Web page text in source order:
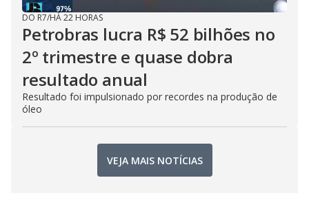
DO R7/HÁ 22 HORAS
Petrobras lucra R$ 52 bilhões no
2º trimestre e quase dobra
resultado anual
Resultado foi impulsionado por recordes na produção de
óleo
VEJA MAIS NOTÍCIAS